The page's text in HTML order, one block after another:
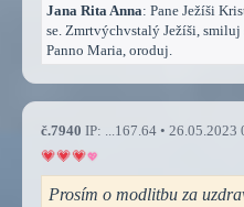
Jana Rita Anna: Pane Ježíši
se. Zmrtvýchvstalý Ježíši, smiluj
Panno Maria, oroduj.
č.7940 IP: ...167.64 • 26.05.2023
Prosím o modlitbu za